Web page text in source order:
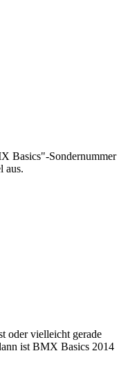
Basics"-Sondernummer
aus.
oder vielleicht gerade
ist BMX Basics 2014